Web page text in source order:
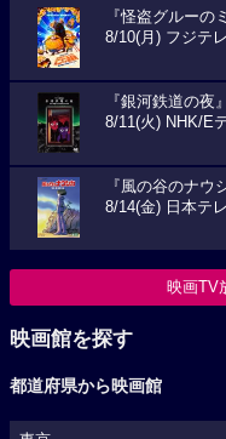
『怪盗グルーの
8/10(月) フジテ
『銀河鉄道の夜』
8/11(火) NHK/E
『風の谷のナウ
8/14(金) 日本テ
映画TV
映画館を探す
都道府県から映画館